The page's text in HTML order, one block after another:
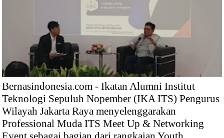
Bernasindonesia.com - Ikatan Alumni Institut
Teknologi Sepuluh Nopember (IKA ITS) Pengurus
Wilayah Jakarta Raya menyelenggarakan
Professional Muda ITS Meet Up & Networking